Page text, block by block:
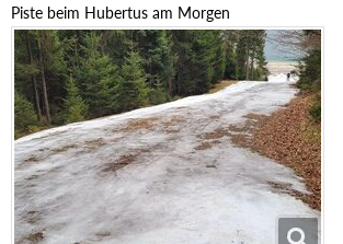
Piste beim Hubertus am Morgen